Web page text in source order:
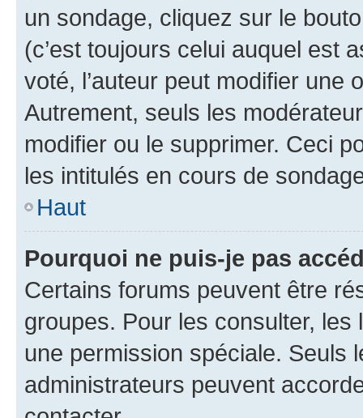
un sondage, cliquez sur le
(c’est toujours celui auquel est
voté, l’auteur peut modifier une
Autrement, seuls les
modifier ou le supprimer. Ceci
les intitulés en cours de
Haut
Pourquoi ne puis-je pas
Certains forums peuvent être
groupes. Pour les consulter,
une permission spéciale. Seuls
administrateurs peuvent